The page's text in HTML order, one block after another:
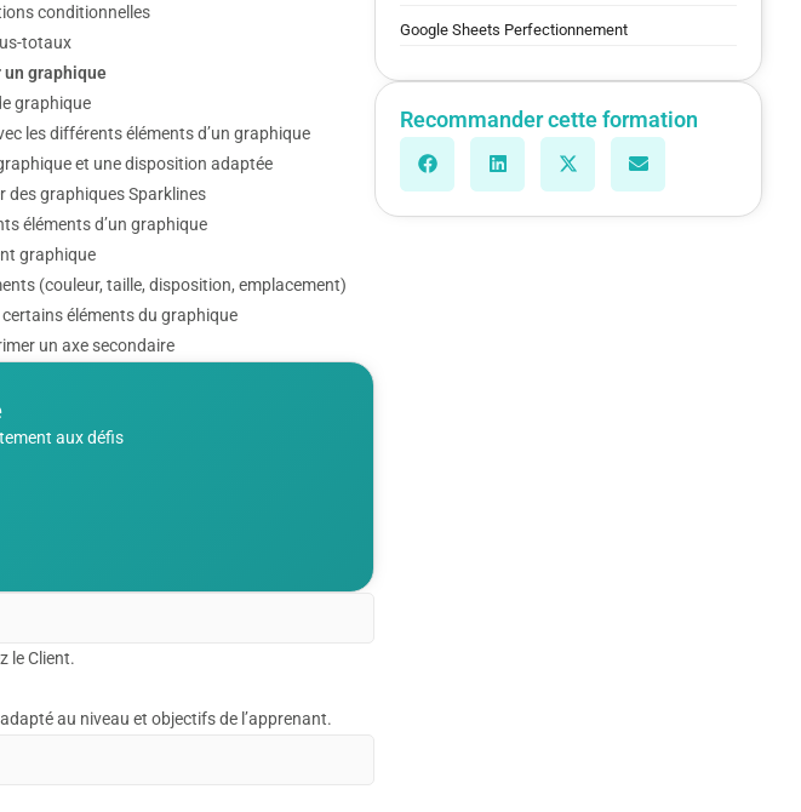
conditionnelles
totaux
un graphique
graphique
les différents éléments d’un graphique
et une disposition adaptée
des graphiques Sparklines
éléments d’un graphique
graphique
(couleur, taille, disposition, emplacement)
éléments du graphique
un axe secondaire
aux défis
le Client.
au niveau et objectifs de l’apprenant.
Google Sheets Perfectionnement
Recommander cette formation